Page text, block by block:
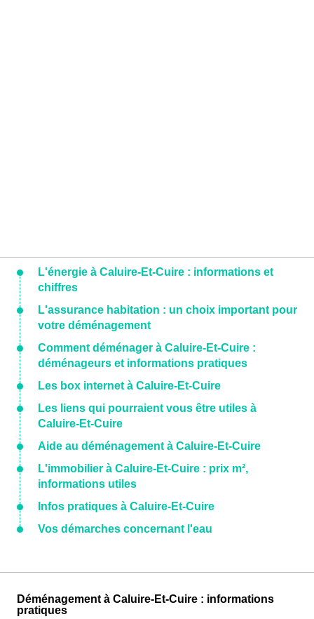
L'énergie à Caluire-Et-Cuire : informations et
chiffres
L'assurance habitation : un choix important pour
votre déménagement
Comment déménager à Caluire-Et-Cuire :
déménageurs et informations pratiques
Les box internet à Caluire-Et-Cuire
Les liens qui pourraient vous être utiles à
Caluire-Et-Cuire
Aide au déménagement à Caluire-Et-Cuire
L'immobilier à Caluire-Et-Cuire : prix m²,
informations utiles
Infos pratiques à Caluire-Et-Cuire
Vos démarches concernant l'eau
Déménagement à Caluire-Et-Cuire : informations
pratiques